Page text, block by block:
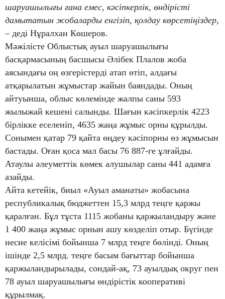
шаруашылығы ғана емес, кәсіпкерлік, өндірісті
дамытатын жобаларды енгізіп, қолдау көрсетіңіздер,
– деді Нұралхан Көшеров.
Мәжілісте Облыстық ауыл шаруашылығы
басқармасының басшысы Әлібек Плалов жоба
аясындағы оң өзгерістерді атап өтіп, алдағы
атқарылатын жұмыстар жайын баяндады. Оның
айтуынша, облыс көлемінде жалпы саны 593
жылыжай кешені салынды. Шағын кәсіпкерлік 4223
бірлікке еселеніп, 4635 жаңа жұмыс орны құрылды.
Сонымен қатар 79 қайта өңдеу кәсіпорны өз жұмысын
бастады. Оған қоса мал басы 76 887-ге ұлғайды.
Атаулы әлеуметтік көмек алушылар саны 441 адамға
азайды.
Айта кетейік, биыл «Ауыл аманаты» жобасына
республикалық бюджеттен 15,3 млрд теңге қаржы
қаралған. Бұл тұста 1115 жобаны қаржыландыру және
1 400 жаңа жұмыс орнын ашу көзделіп отыр. Бүгінде
несие келісімі бойынша 7 млрд теңге бөлінді. Оның
ішінде 2,5 млрд. теңге басым бағыттар бойынша
қаржыландырылады, сондай-ақ, 73 ауылдық округ пен
78 ауыл шаруашылығы өндірістік кооперативі
құрылмақ.